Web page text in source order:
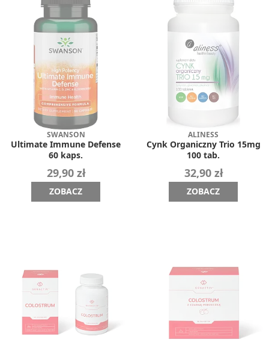
SWANSON
Ultimate Immune Defense
60 kaps.
29,90 zł
ZOBACZ
ALINESS
Cynk Organiczny Trio 15mg
100 tab.
32,90 zł
ZOBACZ